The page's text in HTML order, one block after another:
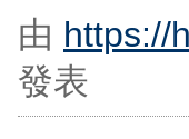
由 https://
發表